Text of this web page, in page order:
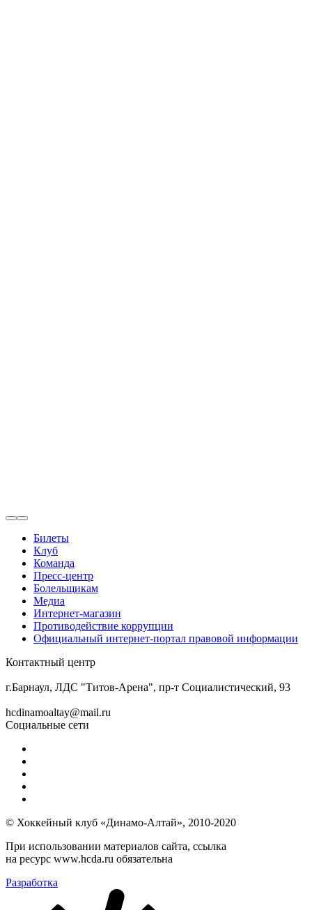
Билеты
Клуб
Команда
Пресс-центр
Болельщикам
Медиа
Интернет-магазин
Противодействие коррупции
Официальный интернет-портал правовой информации
Контактный центр
г.Барнаул, ЛДС "Титов-Арена", пр-т Социалистический, 93
hcdinamoaltay@mail.ru
Социальные сети
© Хоккейный клуб «Динамо-Алтай», 2010-2020
При использовании материалов сайта, ссылка
на ресурс www.hcda.ru обязательна
Разработка